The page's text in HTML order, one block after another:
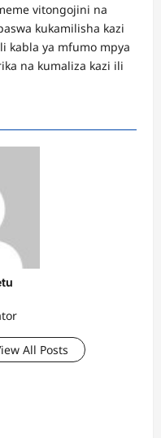
vitongojini na
kukamilisha kazi
kabla ya mfumo mpya
na kumaliza kazi ili
All Posts